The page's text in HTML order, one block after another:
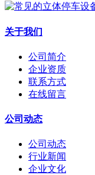
关于我们
公司简介
企业资质
联系方式
在线留言
公司动态
公司动态
行业新闻
企业文化